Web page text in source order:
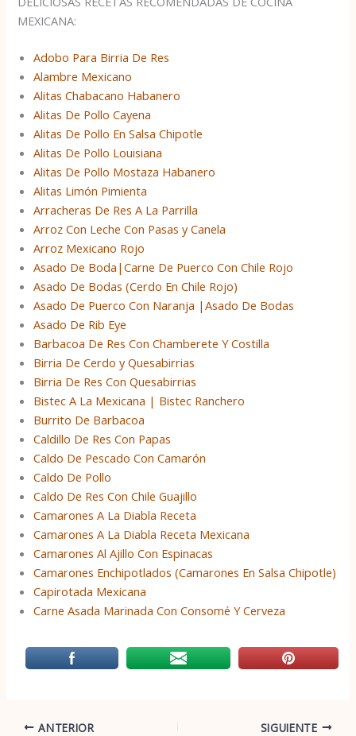
MEXICANA:
Adobo Para Birria De Res
Alambre Mexicano
Alitas Chabacano Habanero
Alitas De Pollo Cayena
Alitas De Pollo En Salsa Chipotle
Alitas De Pollo Louisiana
Alitas De Pollo Mostaza Habanero
Alitas Limón Pimienta
Arracheras De Res A La Parrilla
Arroz Con Leche Con Pasas y Canela
Arroz Mexicano Rojo
Asado De Boda|Carne De Puerco Con Chile Rojo
Asado De Bodas (Cerdo En Chile Rojo)
Asado De Puerco Con Naranja |Asado De Bodas
Asado De Rib Eye
Barbacoa De Res Con Chamberete Y Costilla
Birria De Cerdo y Quesabirrias
Birria De Res Con Quesabirrias
Bistec A La Mexicana | Bistec Ranchero
Burrito De Barbacoa
Caldillo De Res Con Papas
Caldo De Pescado Con Camarón
Caldo De Pollo
Caldo De Res Con Chile Guajillo
Camarones A La Diabla Receta
Camarones A La Diabla Receta Mexicana
Camarones Al Ajillo Con Espinacas
Camarones Enchipotlados (Camarones En Salsa Chipotle)
Capirotada Mexicana
Carne Asada Marinada Con Consomé Y Cerveza
ANTERIOR SIGUIENTE